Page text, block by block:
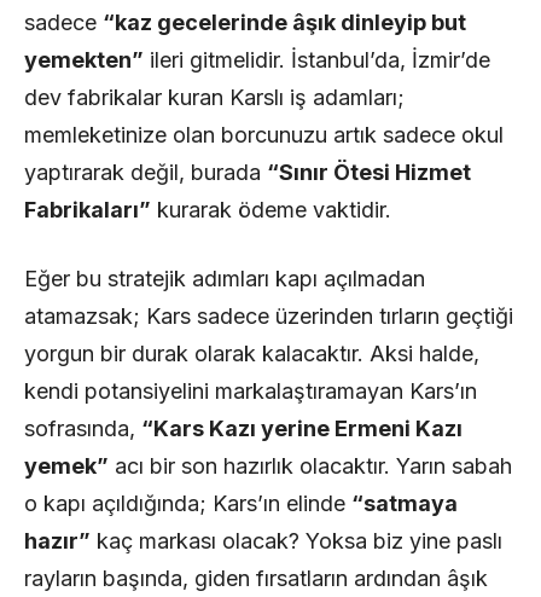
sadece “kaz gecelerinde âşık dinleyip but
yemekten” ileri gitmelidir. İstanbul’da, İzmir’de
dev fabrikalar kuran Karslı iş adamları;
memleketinize olan borcunuzu artık sadece okul
yaptırarak değil, burada “Sınır Ötesi Hizmet
Fabrikaları” kurarak ödeme vaktidir.
Eğer bu stratejik adımları kapı açılmadan
atamazsak; Kars sadece üzerinden tırların geçtiği
yorgun bir durak olarak kalacaktır. Aksi halde,
kendi potansiyelini markalaştıramayan Kars’ın
sofrasında, “Kars Kazı yerine Ermeni Kazı
yemek” acı bir son hazırlık olacaktır. Yarın sabah
o kapı açıldığında; Kars’ın elinde “satmaya
hazır” kaç markası olacak? Yoksa biz yine paslı
rayların başında, giden fırsatların ardından âşık